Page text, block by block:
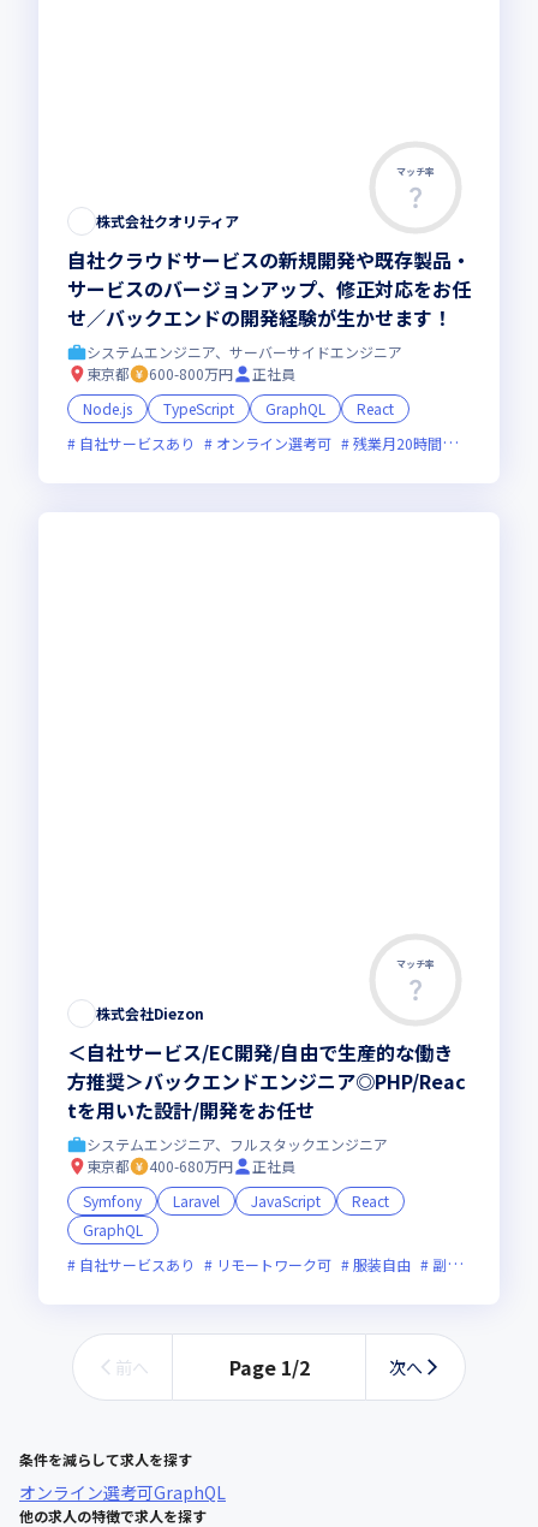
マッチ率
株式会社クオリティア
自社クラウドサービスの新規開発や既存製品・
サービスのバージョンアップ、修正対応をお任
せ／バックエンドの開発経験が生かせます！
システムエンジニア、サーバーサイドエンジニア
東京都
600-800万円
正社員
Node.js
TypeScript GraphQL
React
自社サービスあり
オンライン選考可 残業月20時間未満
マッチ率
株式会社Diezon
＜自社サービス/EC開発/自由で生産的な働き
方推奨＞バックエンドエンジニア◎PHP/Reac
tを用いた設計/開発をお任せ
システムエンジニア、フルスタックエンジニア
東京都
400-680万円
正社員
Symfony
Laravel JavaScript
React
GraphQL
自社サービスあり
リモートワーク可 服装自由 副業可
前へ Page 1/2 次へ
条件を減らして求人を探す
オンライン選考可GraphQL
他の求人の特徴で求人を探す